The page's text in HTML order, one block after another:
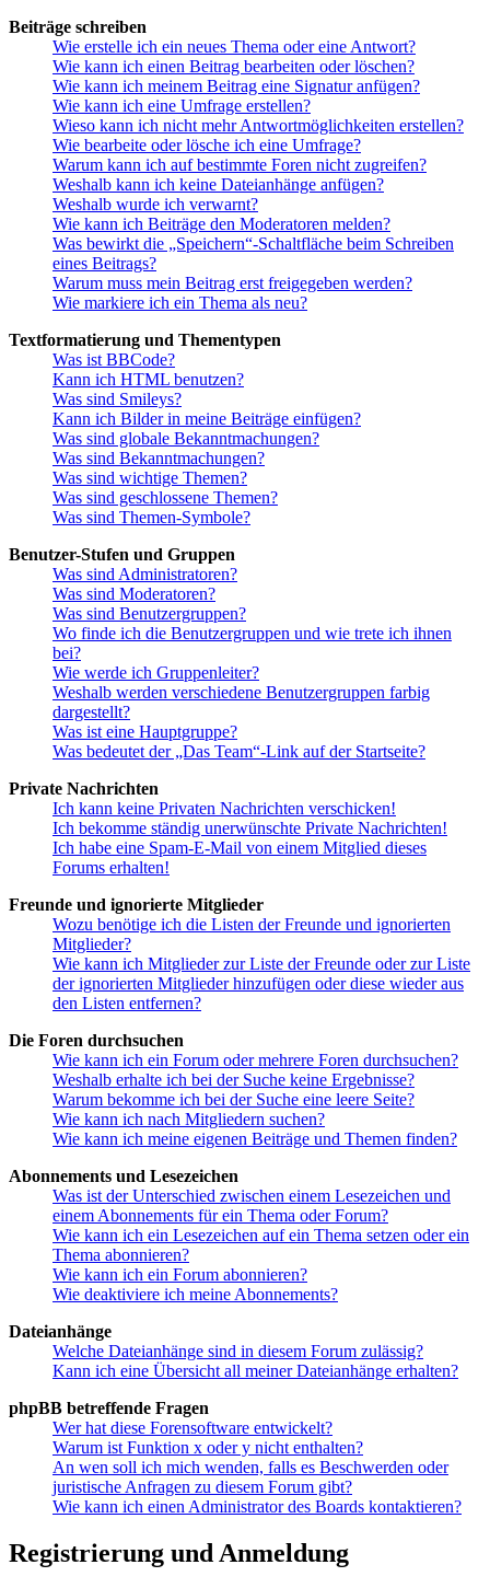
Beiträge schreiben
Wie erstelle ich ein neues Thema oder eine Antwort?
Wie kann ich einen Beitrag bearbeiten oder löschen?
Wie kann ich meinem Beitrag eine Signatur anfügen?
Wie kann ich eine Umfrage erstellen?
Wieso kann ich nicht mehr Antwortmöglichkeiten erstellen?
Wie bearbeite oder lösche ich eine Umfrage?
Warum kann ich auf bestimmte Foren nicht zugreifen?
Weshalb kann ich keine Dateianhänge anfügen?
Weshalb wurde ich verwarnt?
Wie kann ich Beiträge den Moderatoren melden?
Was bewirkt die „Speichern“-Schaltfläche beim Schreiben
eines Beitrags?
Warum muss mein Beitrag erst freigegeben werden?
Wie markiere ich ein Thema als neu?
Textformatierung und Thementypen
Was ist BBCode?
Kann ich HTML benutzen?
Was sind Smileys?
Kann ich Bilder in meine Beiträge einfügen?
Was sind globale Bekanntmachungen?
Was sind Bekanntmachungen?
Was sind wichtige Themen?
Was sind geschlossene Themen?
Was sind Themen-Symbole?
Benutzer-Stufen und Gruppen
Was sind Administratoren?
Was sind Moderatoren?
Was sind Benutzergruppen?
Wo finde ich die Benutzergruppen und wie trete ich ihnen
bei?
Wie werde ich Gruppenleiter?
Weshalb werden verschiedene Benutzergruppen farbig
dargestellt?
Was ist eine Hauptgruppe?
Was bedeutet der „Das Team“-Link auf der Startseite?
Private Nachrichten
Ich kann keine Privaten Nachrichten verschicken!
Ich bekomme ständig unerwünschte Private Nachrichten!
Ich habe eine Spam-E-Mail von einem Mitglied dieses
Forums erhalten!
Freunde und ignorierte Mitglieder
Wozu benötige ich die Listen der Freunde und ignorierten
Mitglieder?
Wie kann ich Mitglieder zur Liste der Freunde oder zur Liste
der ignorierten Mitglieder hinzufügen oder diese wieder aus
den Listen entfernen?
Die Foren durchsuchen
Wie kann ich ein Forum oder mehrere Foren durchsuchen?
Weshalb erhalte ich bei der Suche keine Ergebnisse?
Warum bekomme ich bei der Suche eine leere Seite?
Wie kann ich nach Mitgliedern suchen?
Wie kann ich meine eigenen Beiträge und Themen finden?
Abonnements und Lesezeichen
Was ist der Unterschied zwischen einem Lesezeichen und
einem Abonnements für ein Thema oder Forum?
Wie kann ich ein Lesezeichen auf ein Thema setzen oder ein
Thema abonnieren?
Wie kann ich ein Forum abonnieren?
Wie deaktiviere ich meine Abonnements?
Dateianhänge
Welche Dateianhänge sind in diesem Forum zulässig?
Kann ich eine Übersicht all meiner Dateianhänge erhalten?
phpBB betreffende Fragen
Wer hat diese Forensoftware entwickelt?
Warum ist Funktion x oder y nicht enthalten?
An wen soll ich mich wenden, falls es Beschwerden oder
juristische Anfragen zu diesem Forum gibt?
Wie kann ich einen Administrator des Boards kontaktieren?
Registrierung und Anmeldung